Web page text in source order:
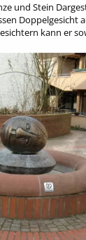
und Stein
Doppelgesicht
kann er